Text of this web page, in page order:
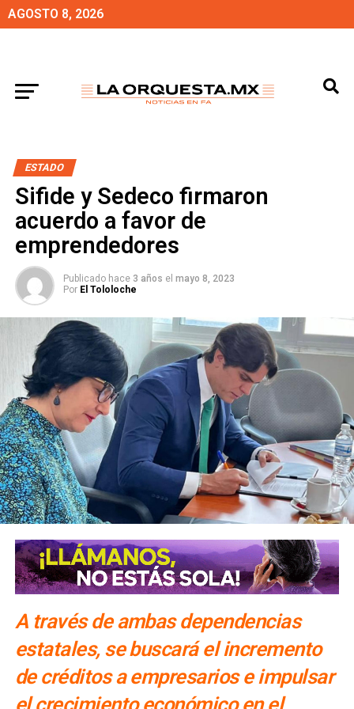
AGOSTO 8, 2026
ESTADO
Sifide y Sedeco firmaron
acuerdo a favor de
emprendedores
Publicado hace 3 años el mayo 8, 2023
Por El Tololoche
A través de ambas dependencias
estatales, se buscará el incremento
de créditos a empresarios e impulsar
el crecimiento económico en el